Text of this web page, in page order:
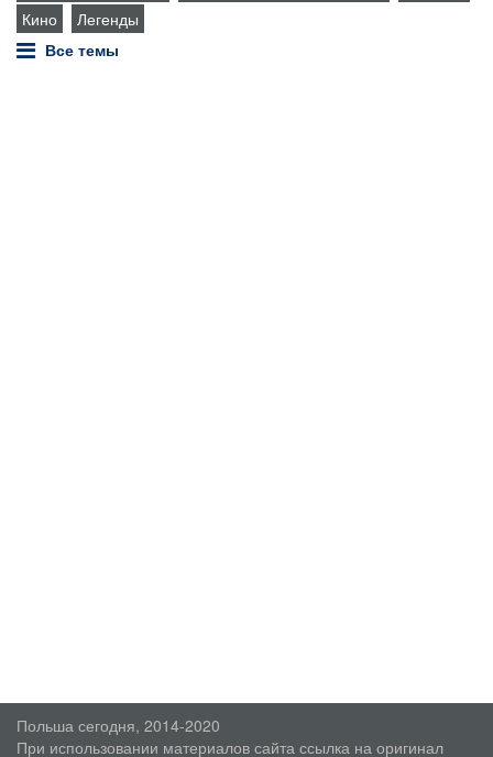
Кино
Легенды
Все темы
Польша сегодня, 2014-2020
При использовании материалов сайта ссылка на оригинал